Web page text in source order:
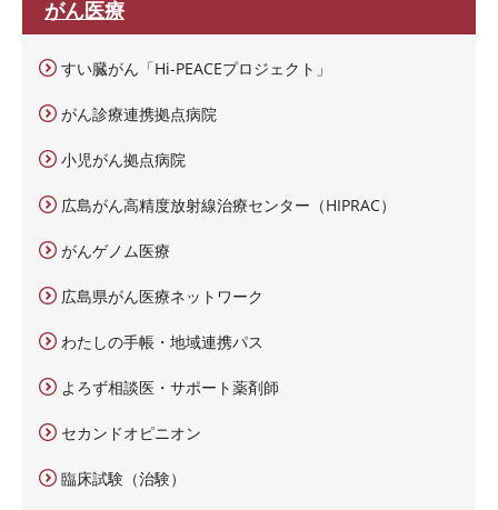
がん医療
すい臓がん「Hi-PEACEプロジェクト」
がん診療連携拠点病院
小児がん拠点病院
広島がん高精度放射線治療センター（HIPRAC）
がんゲノム医療
広島県がん医療ネットワーク
わたしの手帳・地域連携パス
よろず相談医・サポート薬剤師
セカンドオピニオン
臨床試験（治験）